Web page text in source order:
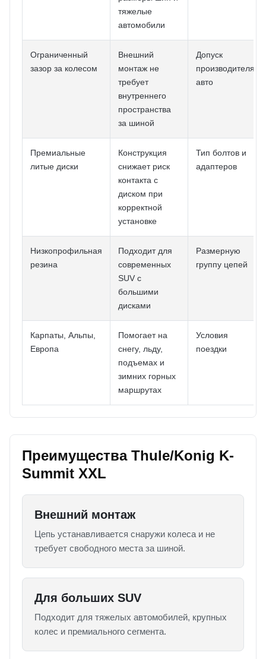
тяжелые
автомобили
Ограниченный
зазор за колесом
Внешний
монтаж не
требует
внутреннего
пространства
за шиной
Допуск
производителя
авто
Премиальные
литые диски
Конструкция
снижает риск
контакта с
диском при
корректной
установке
Тип болтов и
адаптеров
Низкопрофильная
резина
Подходит для
современных
SUV с
большими
дисками
Размерную
группу цепей
Карпаты, Альпы,
Европа
Помогает на
снегу, льду,
подъемах и
зимних горных
маршрутах
Условия
поездки
Преимущества Thule/Konig K-
Summit XXL
Внешний монтаж
Цепь устанавливается снаружи колеса и не
требует свободного места за шиной.
Для больших SUV
Подходит для тяжелых автомобилей, крупных
колес и премиального сегмента.